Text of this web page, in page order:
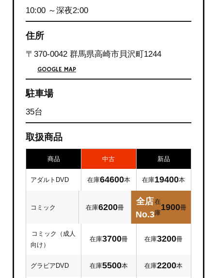
10:00 ～深夜2:00
住所
〒370-0042 群馬県高崎市貝沢町1244
GOOGLE MAP
駐車場
35台
取扱商品
商品 中古 新品
アダルトDVD 在庫64600本 在庫19400本
コミック 在庫6200冊
全店
No.3
在
庫
1900冊
コミック（成人
向け）
在庫3700冊 在庫3200冊
グラビアDVD 在庫5500本 在庫2200本